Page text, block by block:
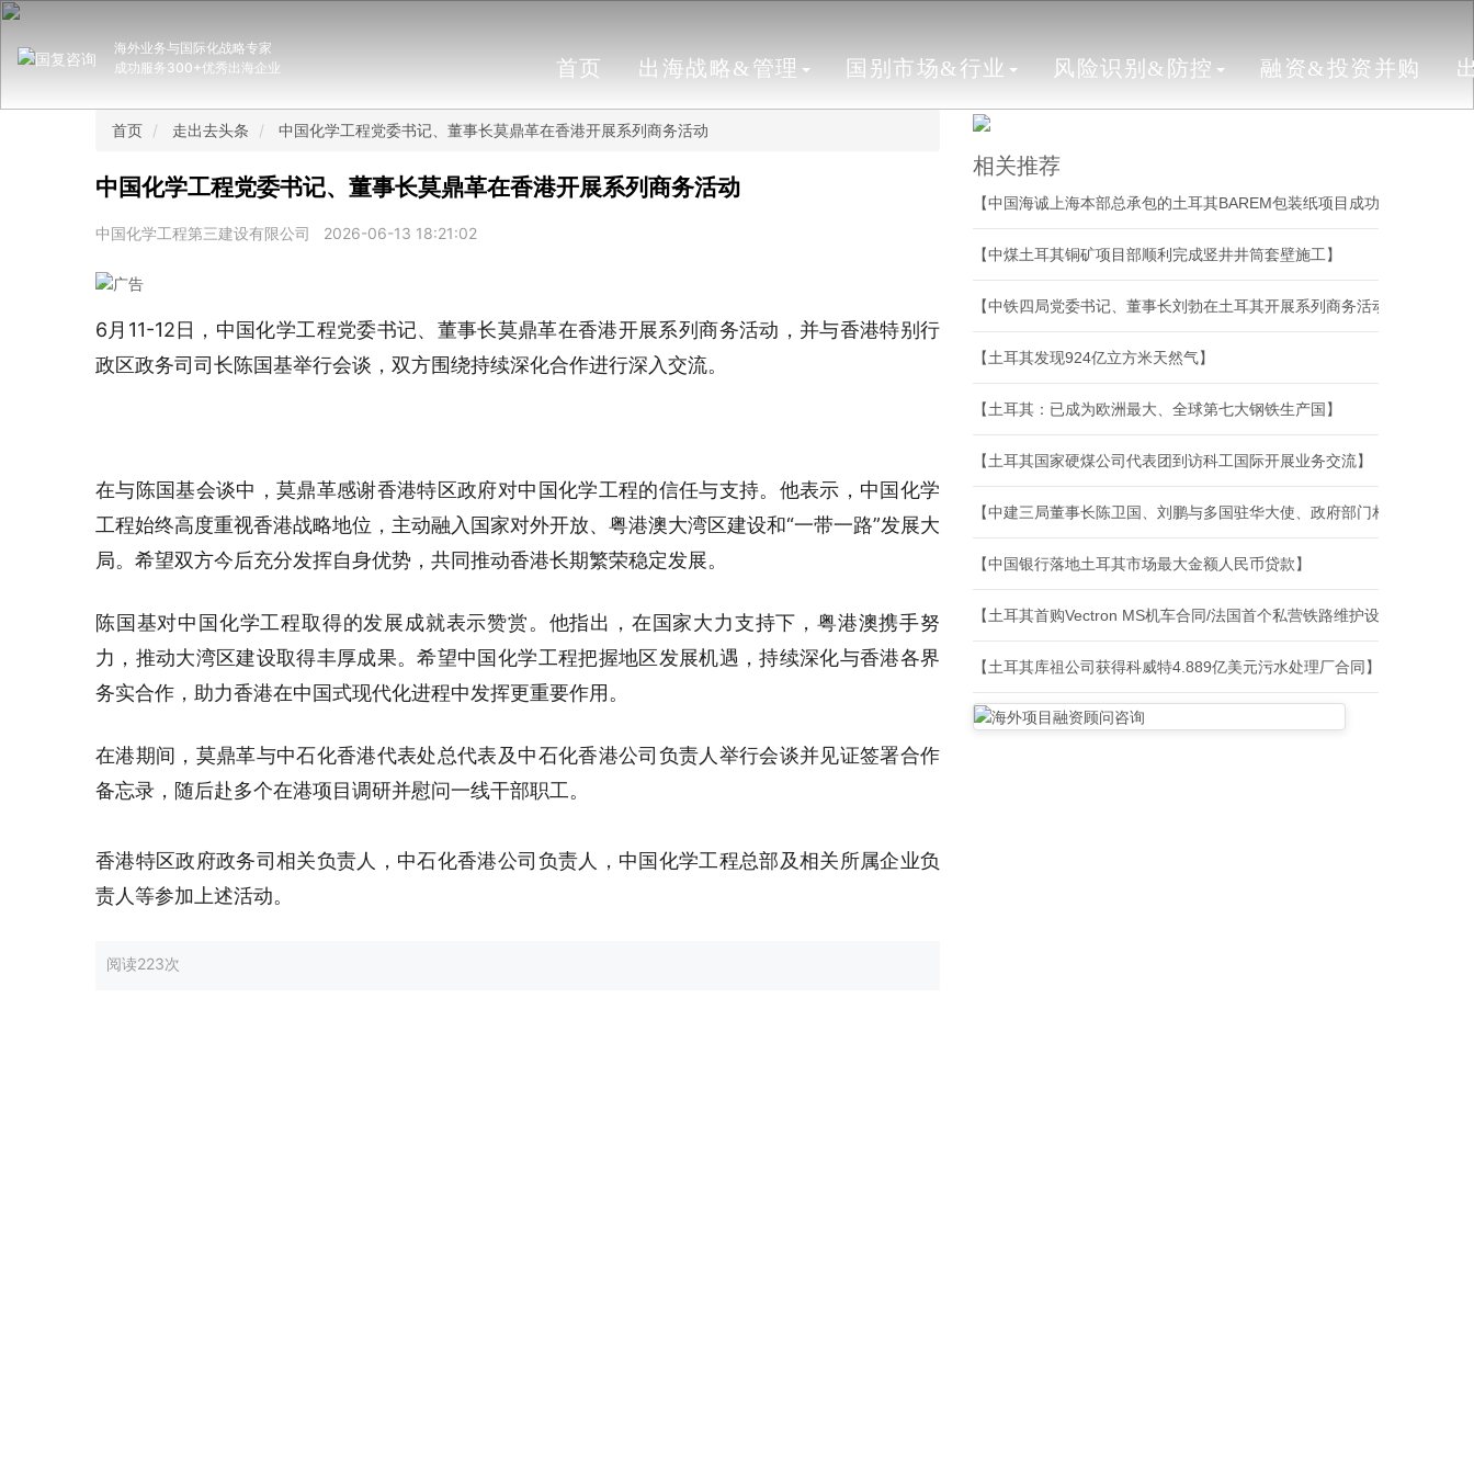
海外业务与国际化战略专家
成功服务300+优秀出海企业
首页 出海战略&管理 国别市场&行业 风险识别&防控 融资&投资并购
首页 走出去头条 中国化学工程党委书记、董事长莫鼎革在香港开展系列商务活动
中国化学工程党委书记、董事长莫鼎革在香港开展系列商务活动
中国化学工程第三建设有限公司 2026-06-13 18:21:02
6月11-12日，中国化学工程党委书记、董事长莫鼎革在香港开展系列商务活动，并与香港特别行
政区政务司司长陈国基举行会谈，双方围绕持续深化合作进行深入交流。
在与陈国基会谈中，莫鼎革感谢香港特区政府对中国化学工程的信任与支持。他表示，中国化学
工程始终高度重视香港战略地位，主动融入国家对外开放、粤港澳大湾区建设和“一带一路”发展大
局。希望双方今后充分发挥自身优势，共同推动香港长期繁荣稳定发展。
陈国基对中国化学工程取得的发展成就表示赞赏。他指出，在国家大力支持下，粤港澳携手努
力，推动大湾区建设取得丰厚成果。希望中国化学工程把握地区发展机遇，持续深化与香港各界
务实合作，助力香港在中国式现代化进程中发挥更重要作用。
在港期间，莫鼎革与中石化香港代表处总代表及中石化香港公司负责人举行会谈并见证签署合作
备忘录，随后赴多个在港项目调研并慰问一线干部职工。
香港特区政府政务司相关负责人，中石化香港公司负责人，中国化学工程总部及相关所属企业负
责人等参加上述活动。
阅读223次
相关推荐
【中国海诚上海本部总承包的土耳其BAREM包装纸项目成功开机】
【中煤土耳其铜矿项目部顺利完成竖井井筒套壁施工】
【中铁四局党委书记、董事长刘勃在土耳其开展系列商务活动】
【土耳其发现924亿立方米天然气】
【土耳其：已成为欧洲最大、全球第七大钢铁生产国】
【土耳其国家硬煤公司代表团到访科工国际开展业务交流】
【中建三局董事长陈卫国、刘鹏与多国驻华大使、政府部门相关负责人、
【中国银行落地土耳其市场最大金额人民币贷款】
【土耳其首购Vectron MS机车合同/法国首个私营铁路维护设施建设合同/
【土耳其库祖公司获得科威特4.889亿美元污水处理厂合同】